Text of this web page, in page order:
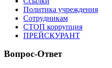
Политика учреждения
Сотрудникам
СТОП коррупция
ПРЕЙСКУРАНТ
Вопрос-Ответ